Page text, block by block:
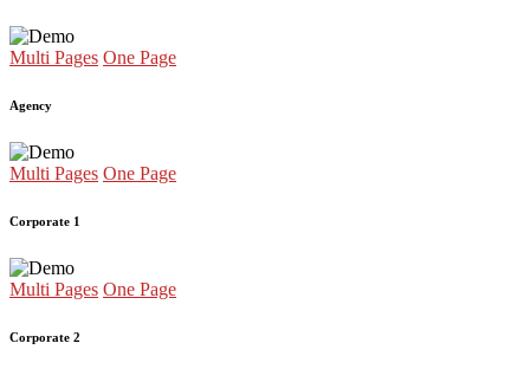
Multi Pages One Page
Agency
Multi Pages One Page
Corporate 1
Multi Pages One Page
Corporate 2